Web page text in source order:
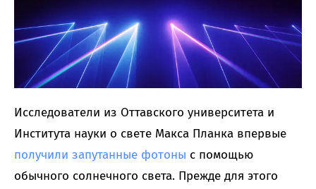
Исследователи из Оттавского университета и
Института науки о свете Макса Планка впервые
получили запутанные фотоны с помощью
обычного солнечного света. Прежде для этого